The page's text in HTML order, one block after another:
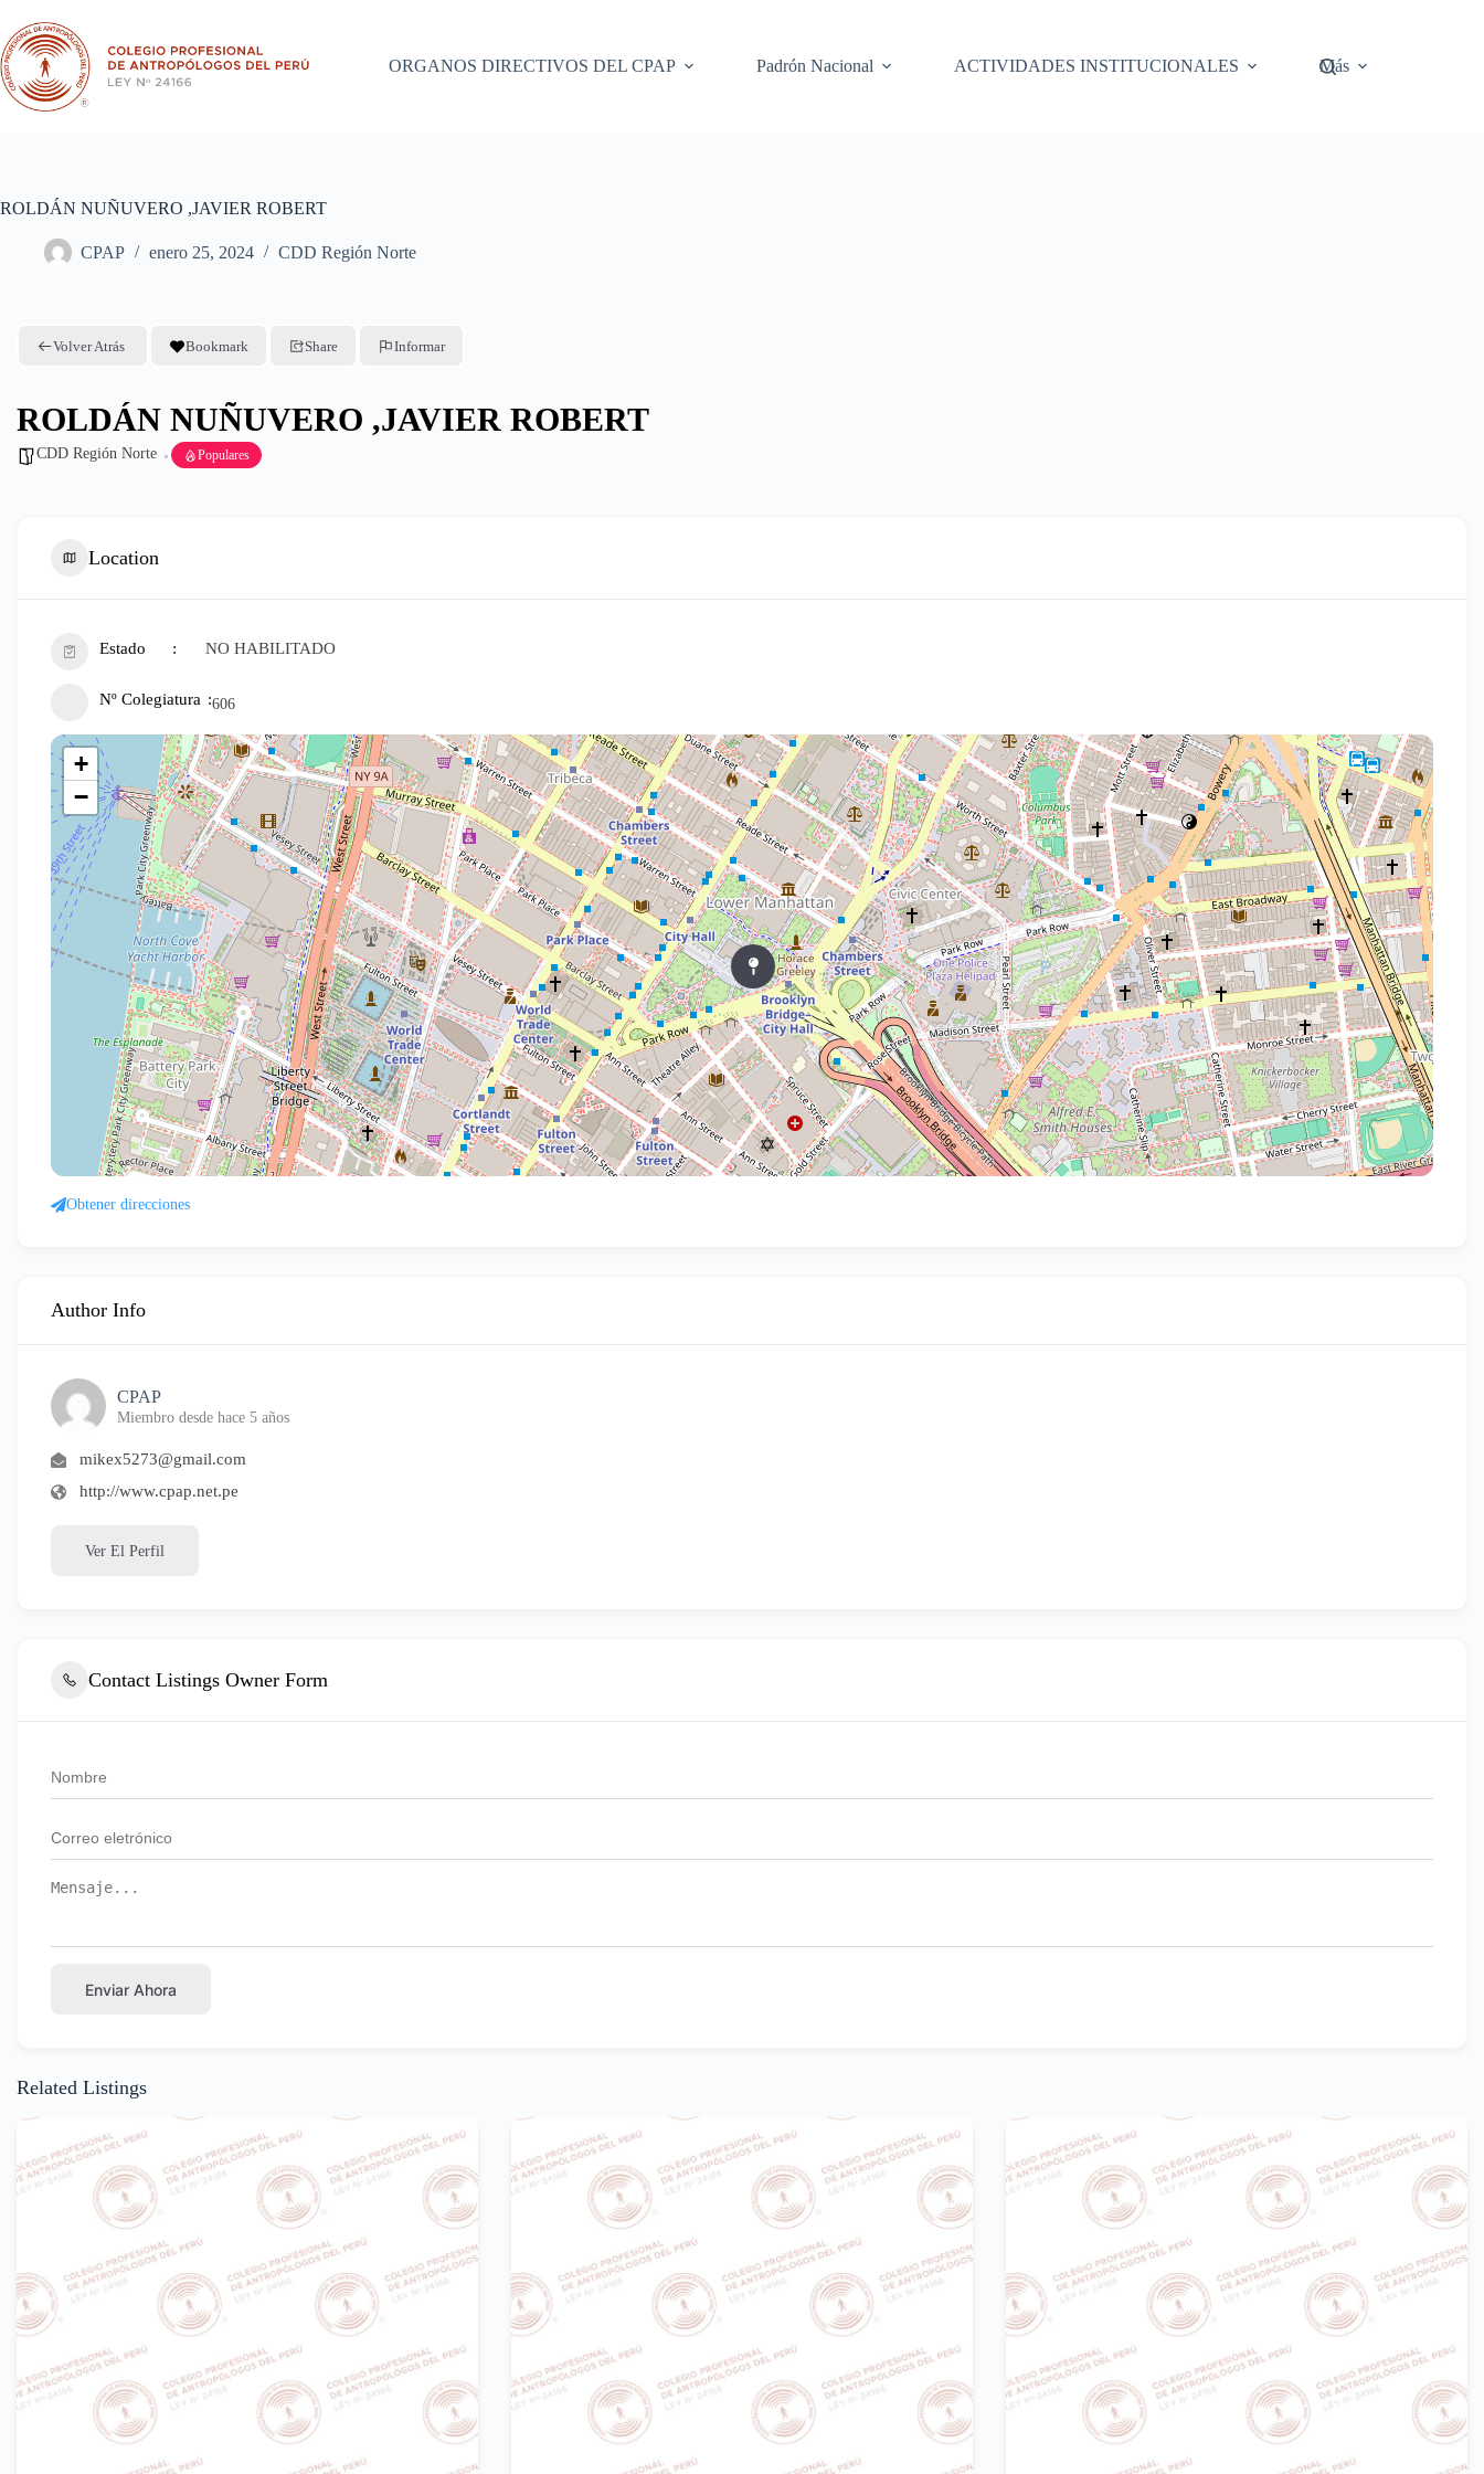
contenido
ORGANOS DIRECTIVOS DEL CPAP
Padrón Nacional ACTIVIDADES INSTITUCIONALES Más
ROLDÁN NUÑUVERO ,JAVIER ROBERT
CPAP enero 25, 2024 CDD Región Norte
Volver Atrás Bookmark Share Informar
ROLDÁN NUÑUVERO ,JAVIER ROBERT
CDD Región Norte Populares
Location
Estado NO HABILITADO
Nº Colegiatura 606
+
−
Obtener direcciones
Author Info
CPAP
Miembro desde hace 5 años
mikex5273@gmail.com
http://www.cpap.net.pe
Ver El Perfil
Contact Listings Owner Form
Enviar Ahora
Related Listings